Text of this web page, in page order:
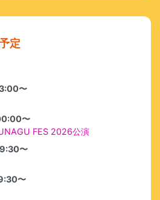
定
〜
〜
FES 2026公演
〜
〜